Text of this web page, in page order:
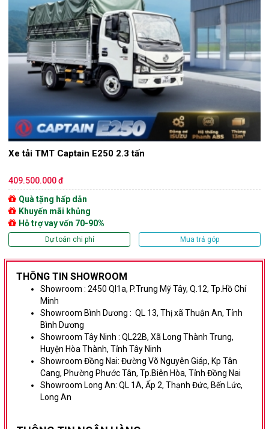
Xe tải TMT Captain E250 2.3 tấn
409.500.000 đ
Quà tặng hấp dẫn
Khuyến mãi khủng
Hỗ trợ vay vốn 70-90%
Dự toán chi phí Mua trả góp
THÔNG TIN SHOWROOM
Showroom : 2450 Ql1a, P.Trung Mỹ Tây, Q.12, Tp.Hồ Chí
Minh
Showroom Bình Dương : QL 13, Thị xã Thuận An, Tỉnh
Bình Dương
Showroom Tây Ninh : QL22B, Xã Long Thành Trung,
Huyện Hòa Thành, Tỉnh Tây Ninh
Showroom Đồng Nai: Đường Võ Nguyên Giáp, Kp Tân
Cang, Phường Phước Tân, Tp.Biên Hòa, Tỉnh Đồng Nai
Showroom Long An: QL 1A, Ấp 2, Thạnh Đức, Bến Lức,
Long An